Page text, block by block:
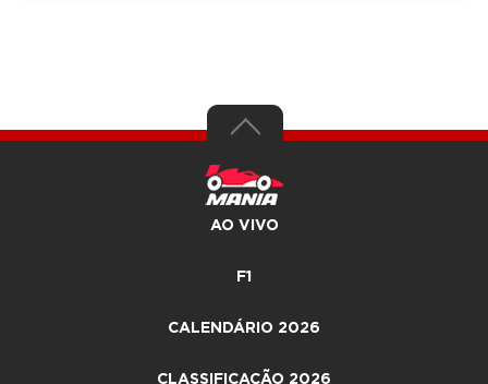
AO VIVO
F1
CALENDÁRIO 2026
CLASSIFICAÇÃO 2026